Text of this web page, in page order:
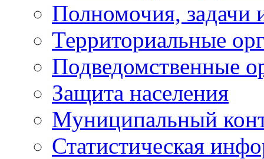
Полномочия, задачи
Территориальные
Подведомственные
Защита населения
Муниципальный
Статистическая